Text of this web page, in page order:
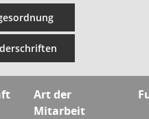
Art der
Mitarbeit